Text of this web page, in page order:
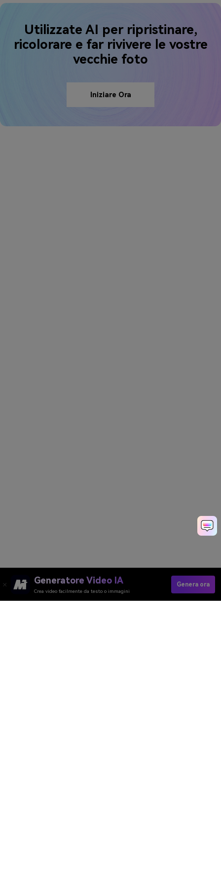
Utilizzate AI per ripristinare,
ricolorare e far rivivere le vostre
vecchie foto
Iniziare Ora
Generatore Video IA
Crea video facilmente da testo o immagini
Genera ora